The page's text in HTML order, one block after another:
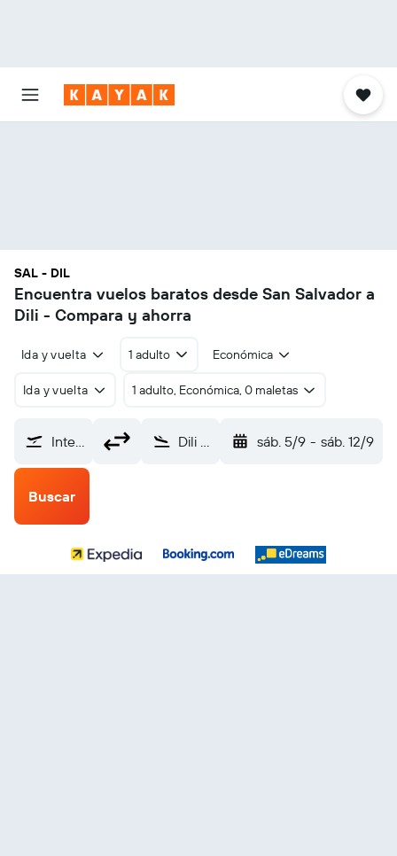
SAL - DIL
Encuentra vuelos baratos desde San Salvador a
Dili - Compara y ahorra
Ida y vuelta 1 adulto Económica
Ida y vuelta 1 adulto, Económica, 0 maletas
Internacional de El Salvador (SAL) Dili Airport (DIL) sáb. 5/9 - sáb. 12/9
Buscar